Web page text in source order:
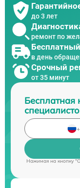
до 3 лет
ремонт по
в день
Срочный
от 35 минут
Бесплатная
Нажимая на кнопку